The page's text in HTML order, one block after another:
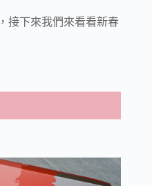
接下來我們來看看新春